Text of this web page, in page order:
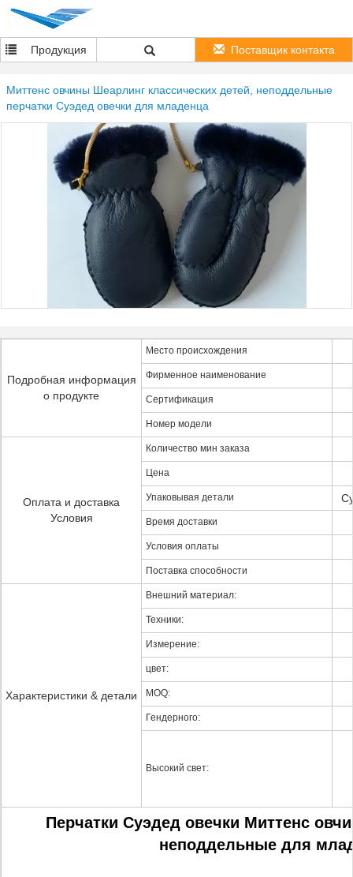
Продукция Поставщик контакта
Миттенс овчины Шеарлинг классических детей, неподдельные
перчатки Суэдед овечки для младенца
Подробная информация
о продукте
Место происхождения
Фирменное наименование
Сертификация
Номер модели
Оплата и доставка
Условия
Количество мин заказа
Цена
Упаковывая детали
Время доставки
Условия оплаты
Поставка способности
Характеристики & детали
Внешний материал:
Техники:
Измерение:
цвет:
MOQ:
Гендерного:
Высокий свет:
Перчатки Суэдед овечки Миттенс
неподдельные для